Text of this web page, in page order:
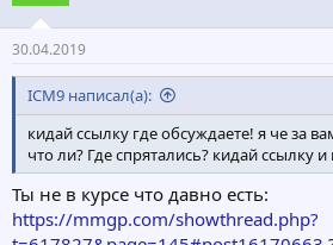
30.04.2019
ICM9 написал(а):
кидай ссылку где обсуждаете! я че за
что ли? Где спрятались? кидай ссылку
Ты не в курсе что давно есть:
https://mmgp.com/showthread.php?